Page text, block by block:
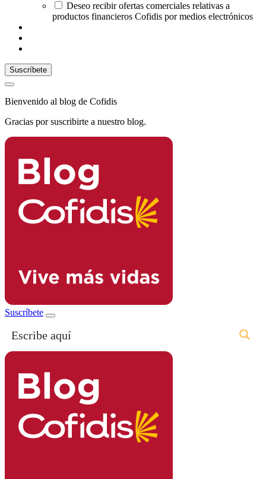
Deseo recibir ofertas comerciales relativas a
productos financieros Cofidis por medios electrónicos
Bienvenido al blog de Cofidis
Gracias por suscribirte a nuestro blog.
Suscríbete